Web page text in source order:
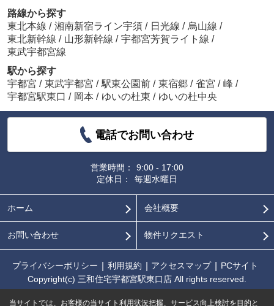
路線から探す
東北本線 / 湘南新宿ライン宇須 / 日光線 / 烏山線 /
東北新幹線 / 山形新幹線 / 宇都宮芳賀ライト線 /
東武宇都宮線
駅から探す
宇都宮 / 東武宇都宮 / 駅東公園前 / 東宿郷 / 雀宮 / 峰 /
宇都宮駅東口 / 岡本 / ゆいの杜東 / ゆいの杜中央
電話でお問い合わせ
営業時間：
9:00 - 17:00
定休日：
毎週水曜日
ホーム 会社概要
お問い合わせ 物件リクエスト
プライバシーポリシー 利用規約 アクセスマップ
PCサイト
Copyright(c) 三和住宅宇都宮駅東口店 All rights reserved.
当サイトでは、お客様の当サイト利用状況把握、サービス向上検討を目的と